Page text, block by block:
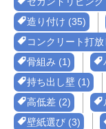
造り付け (35)
コンクリート打
骨組み (1)
持ち出し壁 (1)
高低差 (2)
壁紙選び (3)